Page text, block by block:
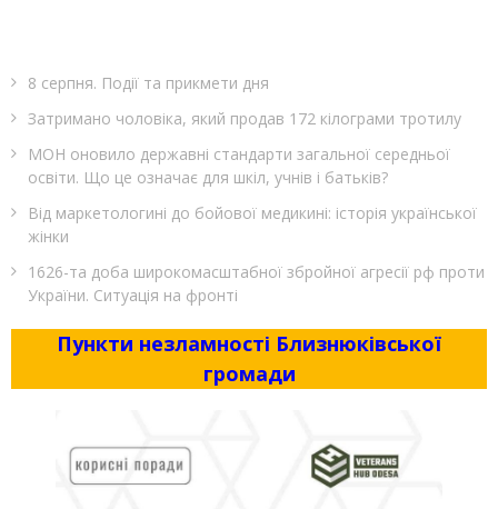
8 серпня. Події та прикмети дня
Затримано чоловіка, який продав 172 кілограми тротилу
МОН оновило державні стандарти загальної середньої
освіти. Що це означає для шкіл, учнів і батьків?
Від маркетологині до бойової медикині: історія української
жінки
1626-та доба широкомасштабної збройної агресії рф проти
України. Ситуація на фронті
Пункти незламності Близнюківської
громади